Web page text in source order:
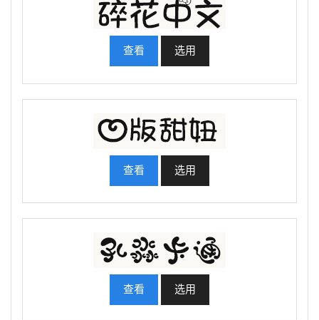
查看 选用
查看 选用
查看 选用